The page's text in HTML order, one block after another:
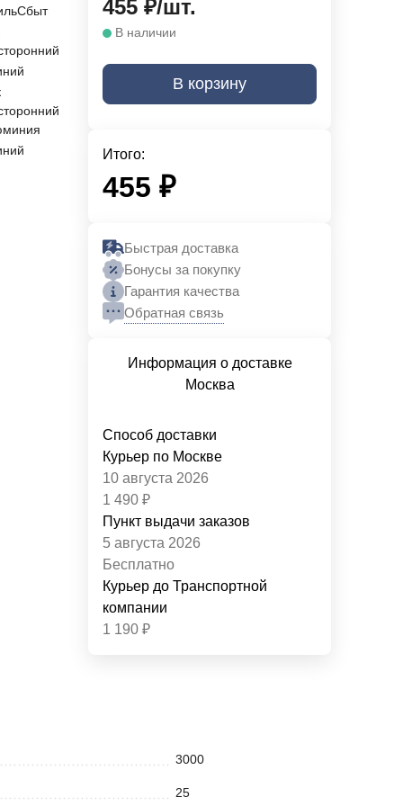
455 ₽/шт.
В наличии
В корзину
Итого:
455 ₽
Быстрая доставка
Бонусы за покупку
Гарантия качества
Обратная связь
Информация о доставке
Москва
Способ доставки
Курьер по Москве
10 августа 2026
1 490₽
Пункт выдачи заказов
5 августа 2026
Бесплатно
Курьер до Транспортной
компании
1 190₽
3000
25